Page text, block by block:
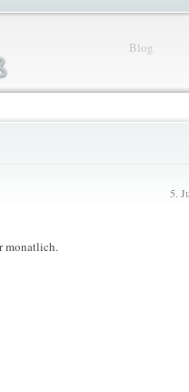
Blog
5.
monatlich.